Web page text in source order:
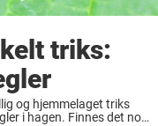
triks:
og hjemmelaget triks
i hagen. Finnes det noe